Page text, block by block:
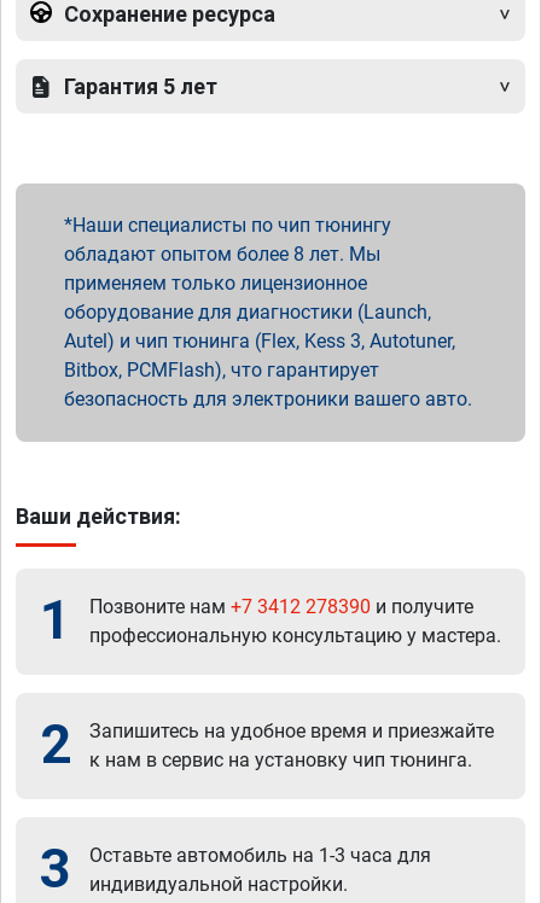
Сохранение ресурса
Гарантия 5 лет
Наши специалисты по чип тюнингу
обладают опытом более 8 лет. Мы
применяем только лицензионное
оборудование для диагностики (Launch,
Autel) и чип тюнинга (Flex, Kess 3, Autotuner,
Bitbox, PCMFlash), что гарантирует
безопасность для электроники вашего авто.
Ваши действия:
1 Позвоните нам +7 3412 278390 и получите
профессиональную консультацию у мастера.
2
Запишитесь на удобное время и приезжайте
к нам в сервис на установку чип тюнинга.
3
Оставьте автомобиль на 1-3 часа для
индивидуальной настройки.